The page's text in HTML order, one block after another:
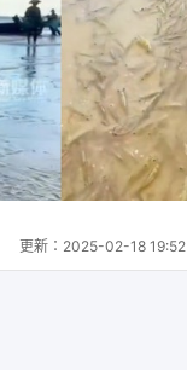
更新： 2025-02-18 19:52